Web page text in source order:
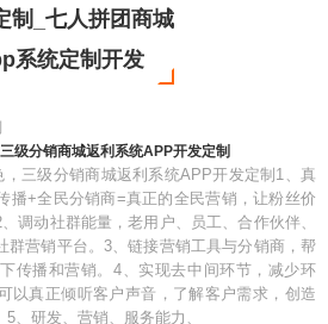
制_七人拼团商城
系统定制开发
级分销商城返利系统APP开发定制
三级分销商城返利系统APP开发定制1、真
播+全民分销商=真正的全民营销，让粉丝价
调动社群能量，老用户、员工、合作伙伴、
群营销平台。3、链接营销工具与分销商，帮
传播和营销。4、实现去中间环节，减少环
以真正倾听客户声音，了解客户需求，创造
、研发、营销、服务能力、